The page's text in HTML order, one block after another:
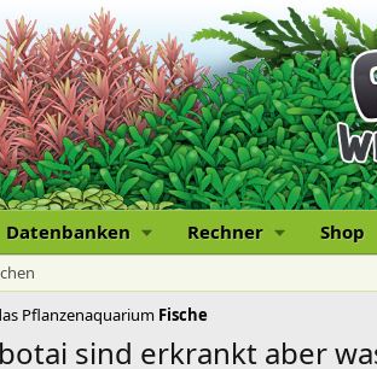
Datenbanken Rechner Shop
Pflanzenaquarium Fische
sind erkrankt aber